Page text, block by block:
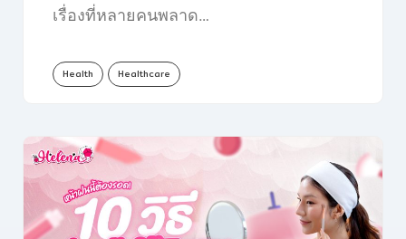
เรื่องที่หลายคนพลาด…
Health Healthcare